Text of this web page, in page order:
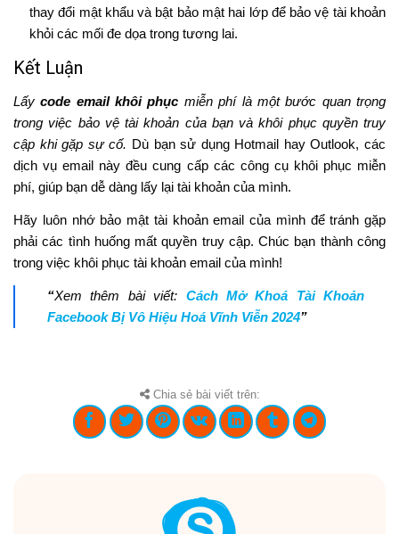
thay đổi mật khẩu và bật bảo mật hai lớp để bảo vệ tài khoản
khỏi các mối đe dọa trong tương lai.
Kết Luận
Lấycode email khôi phục miễn phí là một bước quan trọng
trong việc bảo vệ tài khoản của bạn và khôi phục quyền truy
cập khi gặp sự cố. Dù bạn sử dụng Hotmail hay Outlook, các
dịch vụ email này đều cung cấp các công cụ khôi phục miễn
phí, giúp bạn dễ dàng lấy lại tài khoản của mình.
Hãy luôn nhớ bảo mật tài khoản email của mình để tránh gặp
phải các tình huống mất quyền truy cập. Chúc bạn thành công
trong việc khôi phục tài khoản email của mình!
“Xem thêm bài viết: Cách Mở Khoá Tài Khoản
Facebook Bị Vô Hiệu Hoá Vĩnh Viễn 2024”
Chia sẻ bài viết trên: